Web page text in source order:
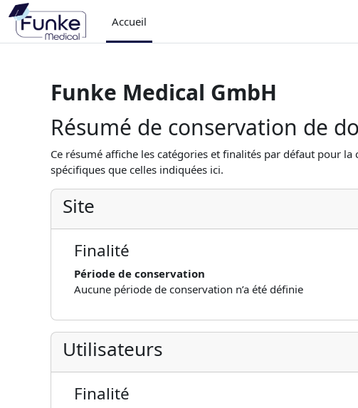
Passer au contenu principal
Accueil
Funke Medical GmbH
Résumé de conservation de
Ce résumé affiche les catégories et finalités par défaut pour
spécifiques que celles indiquées ici.
Site
Finalité
Période de conservation
Aucune période de conservation n’a été définie
Utilisateurs
Finalité